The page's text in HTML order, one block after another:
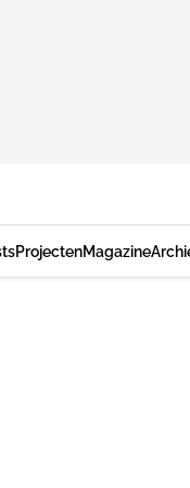
ProjectenMagazine